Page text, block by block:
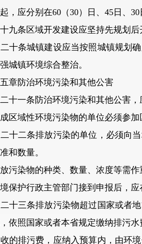
，应分别在60（30）日、45日、
条区域开发建设应坚持先规划后
条城镇建设应当按照城镇规划确
城镇环境综合整治。
防治环境污染和其他公害
一条防治环境污染和其他公害，
域性环境污染物的单位必须参加
二条排放污染的单位，必须向当
和数量。
染物的种类、数量、浓度等需作
护行政主管部门接到申报后，应
三条排放污染物超过国家或者地
依照国家或者本省规定缴纳排污水
排污费，应纳入预算内，由环境